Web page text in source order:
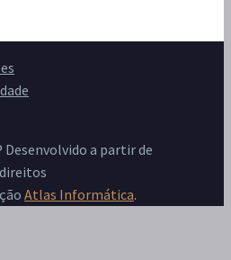
a partir de
Atlas Informática.